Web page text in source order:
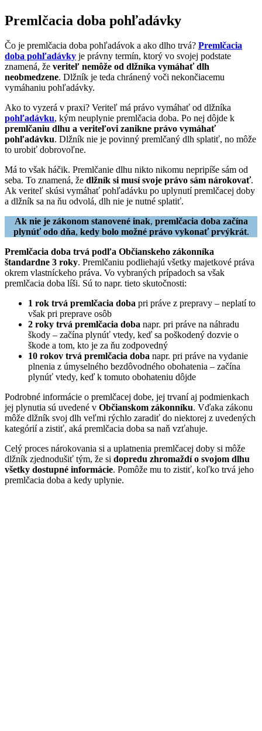
Premlčacia doba pohľadávky
Čo je premlčacia doba pohľadávok a ako dlho trvá? Premlčacia
doba pohľadávky je právny termín, ktorý vo svojej podstate
znamená, že veriteľ nemôže od dlžníka vymáhať dlh
neobmedzene. Dlžník je teda chránený voči nekončiacemu
vymáhaniu pohľadávky.
Ako to vyzerá v praxi? Veriteľ má právo vymáhať od dlžníka
pohľadávku, kým neuplynie premlčacia doba. Po nej dôjde k
premlčaniu dlhu a veriteľovi zanikne právo vymáhať
pohľadávku. Dlžník nie je povinný premlčaný dlh splatiť, no môže
to urobiť dobrovoľne.
Má to však háčik. Premlčanie dlhu nikto nikomu nepripíše sám od
seba. To znamená, že dlžník si musí svoje právo sám nárokovať.
Ak veriteľ skúsi vymáhať pohľadávku po uplynutí premlčacej doby
a dlžník sa na ňu odvolá, dlh nie je nutné splatiť.
Ak nie je zákonom stanovené inak, premlčacia doba začína
plynúť odo dňa, kedy bolo možné právo vykonať prvýkrát.
Premlčacia doba trvá podľa Občianskeho zákonníka
štandardne 3 roky. Premlčaniu podliehajú všetky majetkové práva
okrem vlastníckeho práva. Vo vybraných prípadoch sa však
premlčacia doba líši. Sú to napr. tieto skutočnosti:
1 rok trvá premlčacia doba pri práve z prepravy – neplatí to
však pri preprave osôb
2 roky trvá premlčacia doba napr. pri práve na náhradu
škody – začína plynúť vtedy, keď sa poškodený dozvie o
škode a tom, kto je za ňu zodpovedný
10 rokov trvá premlčacia doba napr. pri práve na vydanie
plnenia z úmyselného bezdôvodného obohatenia – začína
plynúť vtedy, keď k tomuto obohateniu dôjde
Podrobné informácie o premlčacej dobe, jej trvaní aj podmienkach
jej plynutia sú uvedené v Občianskom zákonníku. Vďaka zákonu
môže dlžník svoj dlh veľmi rýchlo zaradiť do niektorej z uvedených
kategórií a zistiť, aká premlčacia doba sa naň vzťahuje.
Celý proces nárokovania si a uplatnenia premlčacej doby si môže
dlžník zjednodušiť tým, že si dopredu zhromaždí o svojom dlhu
všetky dostupné informácie. Pomôže mu to zistiť, koľko trvá jeho
premlčacia doba a kedy uplynie.